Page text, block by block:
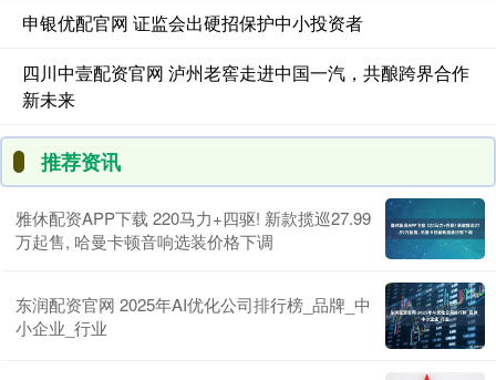
申银优配官网 证监会出硬招保护中小投资者
四川中壹配资官网 泸州老窖走进中国一汽，共酿跨界合作
新未来
推荐资讯
雅休配资APP下载 220马力+四驱! 新款揽巡27.99
万起售, 哈曼卡顿音响选装价格下调
东润配资官网 2025年AI优化公司排行榜_品牌_中
小企业_行业